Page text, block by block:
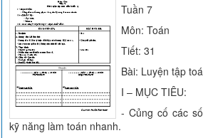
Tuần 7
Môn: Toán
Tiết: 31
Bài: Luyện tập
I – MỤC TIÊU:
- Củng cố các
kỹ năng làm toán nhanh.